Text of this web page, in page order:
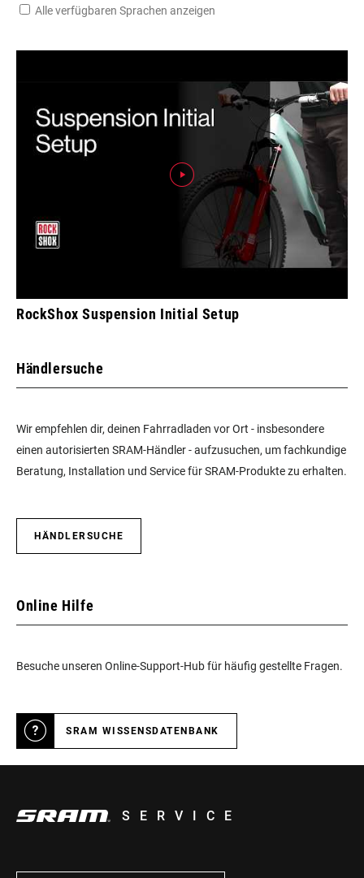
Alle verfügbaren Sprachen anzeigen
RockShox Suspension Initial Setup
Händlersuche
Wir empfehlen dir, deinen Fahrradladen vor Ort - insbesondere
einen autorisierten SRAM-Händler - aufzusuchen, um fachkundige
Beratung, Installation und Service für SRAM-Produkte zu erhalten.
HÄNDLERSUCHE
Online Hilfe
Besuche unseren Online-Support-Hub für häufig gestellte Fragen.
SRAM WISSENSDATENBANK
SERVICE